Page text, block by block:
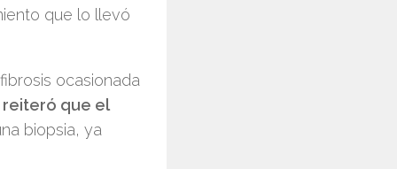
que lo llevó
ocasionada
reiteró que el
biopsia, ya